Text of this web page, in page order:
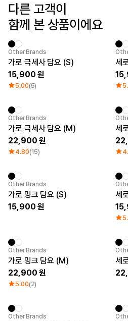
다른 고객이
함께 본 상품이에요
New
Other Brands
가로 극세사 담요 (S)
15,900
5.00(5)
세
New
Other Brands
가로 극세사 담요 (M)
22,900
4.80(15)
세
New
Other Brands
가로 밍크 담요 (S)
15,900
세
New
Other Brands
가로 밍크 담요 (M)
22,900
5.00(2)
세
New
Other Brands
폴리
면/폴리
시스루탑 & 튜브탑